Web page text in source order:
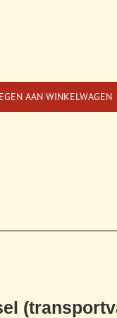
AAN WINKELWAGEN